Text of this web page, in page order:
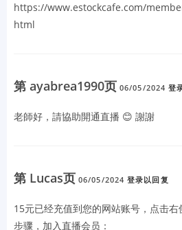
https://www.estockcafe.com/
html
第 ayabrea1990页 06/05/2024 登
老師好，請協助開通直播 😊 謝謝
第 Lucas页 06/05/2024 登录以回复
15元已经充值到您的网站账号，点击
步骤，加入直播会员：